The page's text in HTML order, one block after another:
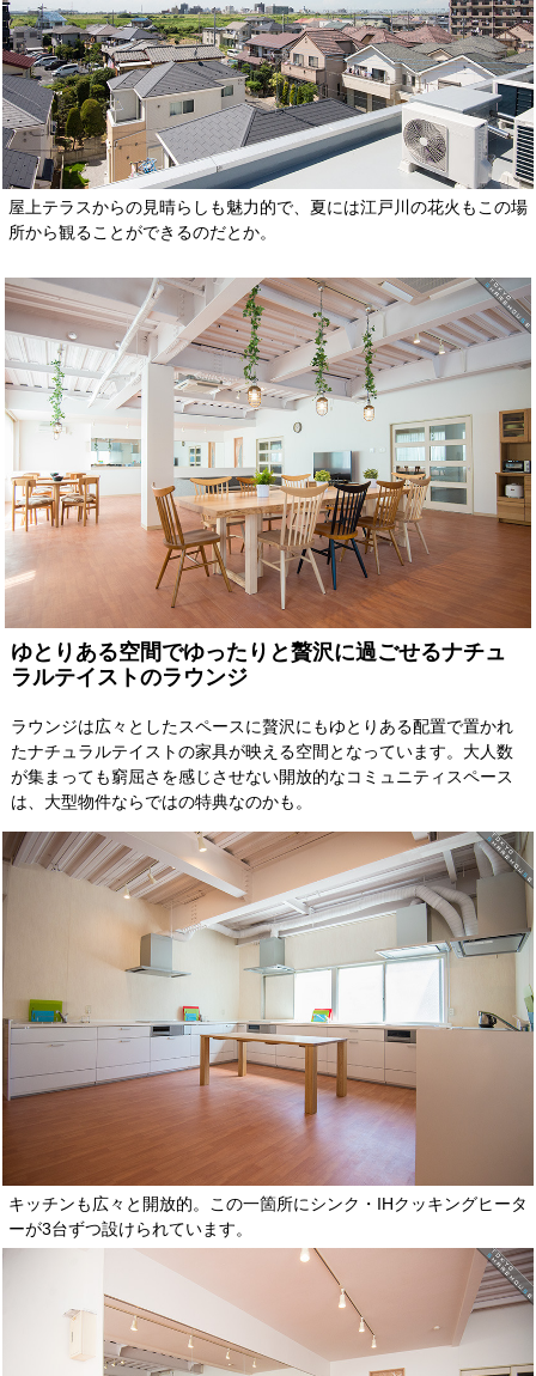
屋上テラスからの見晴らしも魅力的で、夏には江戸川の花火もこの場
所から観ることができるのだとか。
ゆとりある空間でゆったりと贅沢に過ごせるナチュ
ラルテイストのラウンジ
ラウンジは広々としたスペースに贅沢にもゆとりある配置で置かれ
たナチュラルテイストの家具が映える空間となっています。大人数
が集まっても窮屈さを感じさせない開放的なコミュニティスペース
は、大型物件ならではの特典なのかも。
キッチンも広々と開放的。この一箇所にシンク・IHクッキングヒータ
ーが3台ずつ設けられています。